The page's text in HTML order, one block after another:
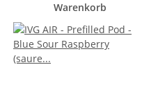
Warenkorb